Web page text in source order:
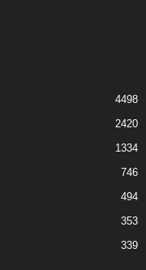
4498
2420
1334
746
494
353
339